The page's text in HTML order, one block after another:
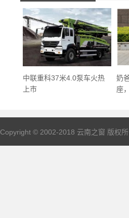
中联重科37米4.0泵车火热
上市
奶
座
Copyright © 2002-2018 云南之窗 版权